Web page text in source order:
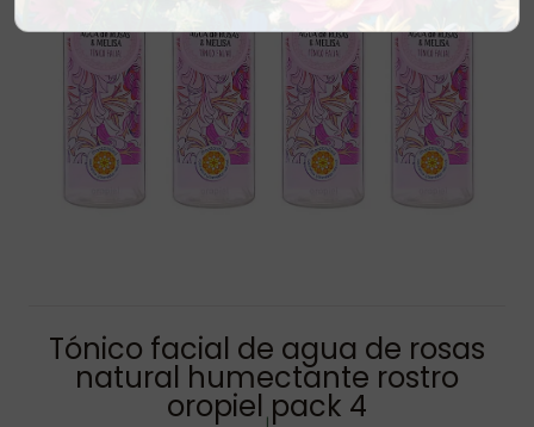
Tónico facial de agua de rosas
natural humectante rostro
oropiel pack 4